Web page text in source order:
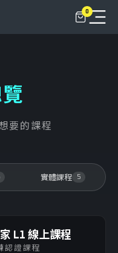
0
家
要的課程
實體課程 5
L1 線上課程
認證課程